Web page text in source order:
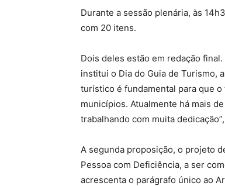
Durante a sessão plenária, às
com 20 itens.
Dois deles estão em redação
institui o Dia do Guia de Turismo,
turístico é fundamental para que
municípios. Atualmente há mais
trabalhando com muita
A segunda proposição, o projeto
Pessoa com Deficiência, a ser
acrescenta o parágrafo único ao